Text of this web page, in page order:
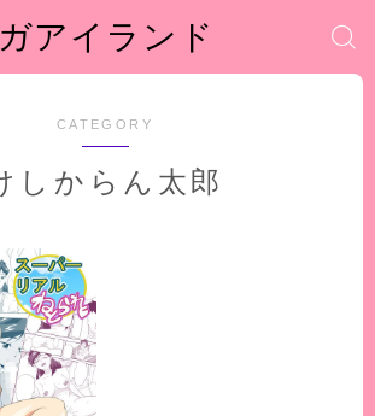
アイランド
CATEGORY
しからん太郎